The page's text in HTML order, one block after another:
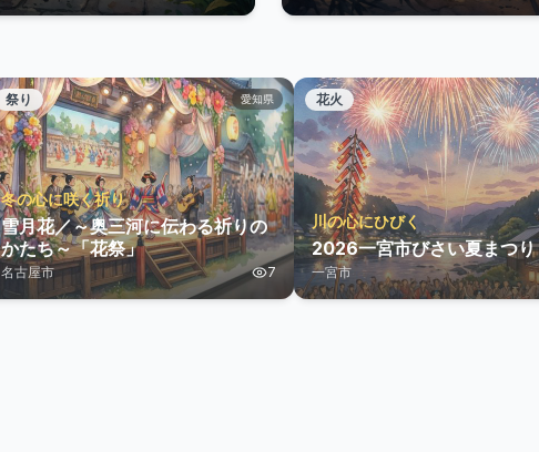
祭り 愛知県
冬の心に咲く祈り
雪月花／～奥三河に伝わる祈りの
かたち～「花祭」
名古屋市 7
花火
川の心にひびく
2026一宮市びさい夏まつり
一宮市